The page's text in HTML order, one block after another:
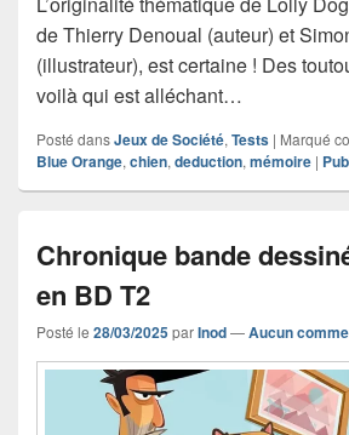
de Thierry Denoual (auteur) et
(illustrateur), est certaine ! Des
voilà qui est alléchant…
Posté dansJeux de Société, Tests | Marqué
Blue Orange, chien, deduction, mémoire |
Chronique bande
en BD T2
Posté le 28/03/2025parInod—Aucun